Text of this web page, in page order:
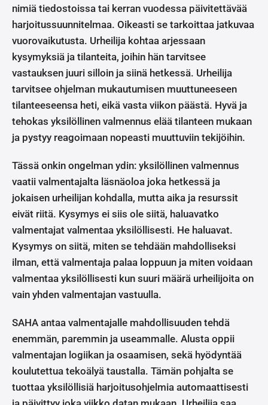
nimiä tiedostoissa tai kerran vuodessa päivitettävää
harjoitussuunnitelmaa. Oikeasti se tarkoittaa jatkuvaa
vuorovaikutusta. Urheilija kohtaa arjessaan
kysymyksiä ja tilanteita, joihin hän tarvitsee
vastauksen juuri silloin ja siinä hetkessä. Urheilija
tarvitsee ohjelman mukautumisen muuttuneeseen
tilanteeseensa heti, eikä vasta viikon päästä. Hyvä ja
tehokas yksilöllinen valmennus elää tilanteen mukaan
ja pystyy reagoimaan nopeasti muuttuviin tekijöihin.
Tässä onkin ongelman ydin: yksilöllinen valmennus
vaatii valmentajalta läsnäoloa joka hetkessä ja
jokaisen urheilijan kohdalla, mutta aika ja resurssit
eivät riitä. Kysymys ei siis ole siitä, haluavatko
valmentajat valmentaa yksilöllisesti. He haluavat.
Kysymys on siitä, miten se tehdään mahdolliseksi
ilman, että valmentaja palaa loppuun ja miten voidaan
valmentaa yksilöllisesti kun suuri määrä urheilijoita on
vain yhden valmentajan vastuulla.
SAHA antaa valmentajalle mahdollisuuden tehdä
enemmän, paremmin ja useammalle. Alusta oppii
valmentajan logiikan ja osaamisen, sekä hyödyntää
koulutettua tekoälyä taustalla. Tämän pohjalta se
tuottaa yksilöllisiä harjoitusohjelmia automaattisesti